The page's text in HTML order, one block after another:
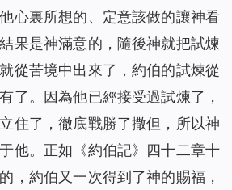
心裏所想的、定意該做的讓神看
果是神滿意的，隨後神就把試煉
從苦境中出來了，約伯的試煉從
了。因為他已經接受過試煉了，
住了，徹底戰勝了撒但，所以神
他。正如《約伯記》四十二章十
，約伯又一次得到了神的賜福，